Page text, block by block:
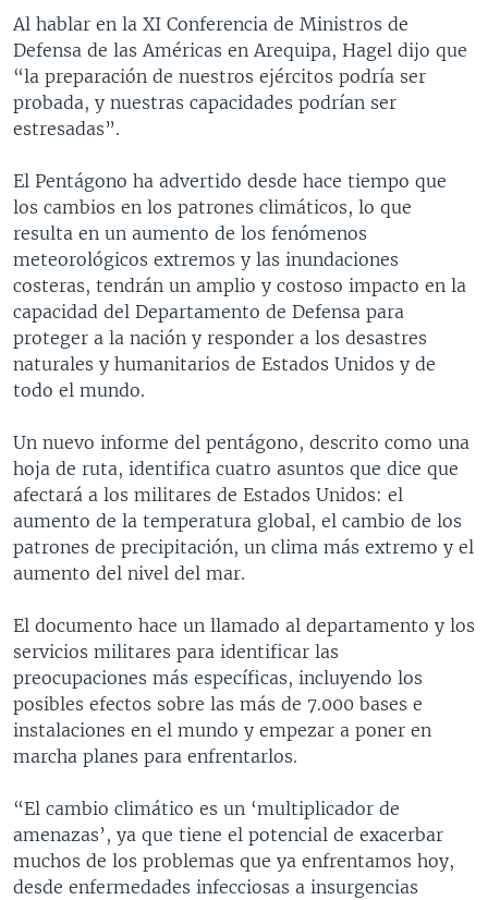
Al hablar en la XI Conferencia de Ministros de
Defensa de las Américas en Arequipa, Hagel dijo que
“la preparación de nuestros ejércitos podría ser
probada, y nuestras capacidades podrían ser
estresadas”.
El Pentágono ha advertido desde hace tiempo que
los cambios en los patrones climáticos, lo que
resulta en un aumento de los fenómenos
meteorológicos extremos y las inundaciones
costeras, tendrán un amplio y costoso impacto en la
capacidad del Departamento de Defensa para
proteger a la nación y responder a los desastres
naturales y humanitarios de Estados Unidos y de
todo el mundo.
Un nuevo informe del pentágono, descrito como una
hoja de ruta, identifica cuatro asuntos que dice que
afectará a los militares de Estados Unidos: el
aumento de la temperatura global, el cambio de los
patrones de precipitación, un clima más extremo y el
aumento del nivel del mar.
El documento hace un llamado al departamento y los
servicios militares para identificar las
preocupaciones más específicas, incluyendo los
posibles efectos sobre las más de 7.000 bases e
instalaciones en el mundo y empezar a poner en
marcha planes para enfrentarlos.
“El cambio climático es un ‘multiplicador de
amenazas’, ya que tiene el potencial de exacerbar
muchos de los problemas que ya enfrentamos hoy,
desde enfermedades infecciosas a insurgencias